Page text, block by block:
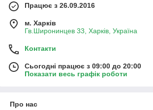
Працює з 26.09.2016
м. Харків
Гв.Широнинцев 33, Харків, Україна
Контакти
Сьогодні працює з 09:00 до 20:00
Показати весь графік роботи
Про нас